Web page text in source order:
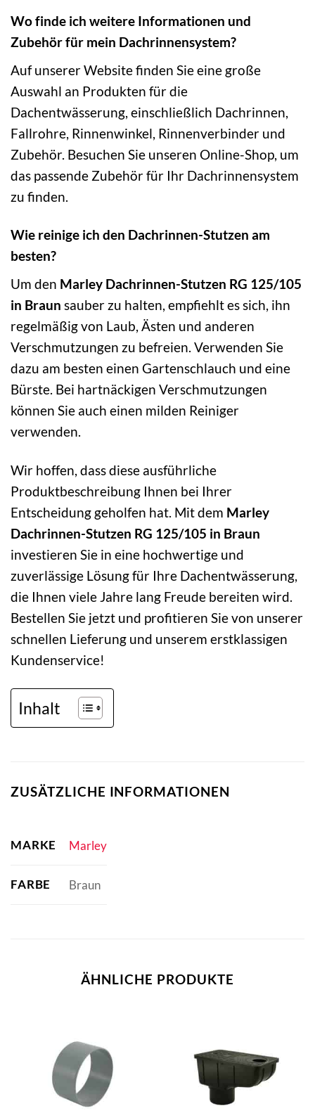
Wo finde ich weitere Informationen und
Zubehör für mein Dachrinnensystem?
Auf unserer Website finden Sie eine große
Auswahl an Produkten für die
Dachentwässerung, einschließlich Dachrinnen,
Fallrohre, Rinnenwinkel, Rinnenverbinder und
Zubehör. Besuchen Sie unseren Online-Shop, um
das passende Zubehör für Ihr Dachrinnensystem
zu finden.
Wie reinige ich den Dachrinnen-Stutzen am
besten?
Um den Marley Dachrinnen-Stutzen RG 125/105
in Braun sauber zu halten, empfiehlt es sich, ihn
regelmäßig von Laub, Ästen und anderen
Verschmutzungen zu befreien. Verwenden Sie
dazu am besten einen Gartenschlauch und eine
Bürste. Bei hartnäckigen Verschmutzungen
können Sie auch einen milden Reiniger
verwenden.
Wir hoffen, dass diese ausführliche
Produktbeschreibung Ihnen bei Ihrer
Entscheidung geholfen hat. Mit dem Marley
Dachrinnen-Stutzen RG 125/105 in Braun
investieren Sie in eine hochwertige und
zuverlässige Lösung für Ihre Dachentwässerung,
die Ihnen viele Jahre lang Freude bereiten wird.
Bestellen Sie jetzt und profitieren Sie von unserer
schnellen Lieferung und unserem erstklassigen
Kundenservice!
Inhalt
ZUSÄTZLICHE INFORMATIONEN
MARKE Marley
FARBE Braun
ÄHNLICHE PRODUKTE